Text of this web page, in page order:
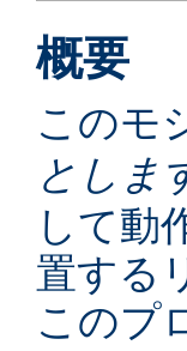
概要
このモ
としま
して動
置する
このプ